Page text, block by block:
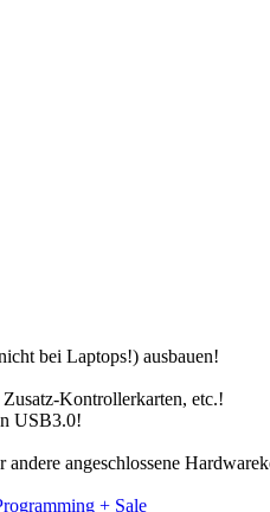
bei Laptops!) ausbauen!
Kontrollerkarten, etc.!
USB3.0!
angeschlossene
+ Sale